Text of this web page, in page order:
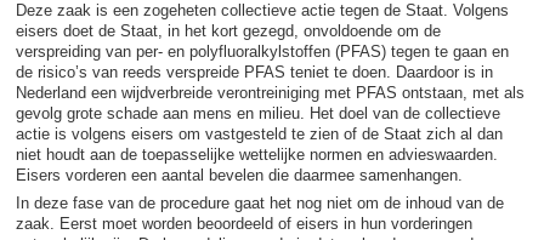
Deze zaak is een zogeheten collectieve actie tegen de Staat. Volgens
eisers doet de Staat, in het kort gezegd, onvoldoende om de
verspreiding van per- en polyfluoralkylstoffen (PFAS) tegen te gaan en
de risico’s van reeds verspreide PFAS teniet te doen. Daardoor is in
Nederland een wijdverbreide verontreiniging met PFAS ontstaan, met als
gevolg grote schade aan mens en milieu. Het doel van de collectieve
actie is volgens eisers om vastgesteld te zien of de Staat zich al dan
niet houdt aan de toepasselijke wettelijke normen en advieswaarden.
Eisers vorderen een aantal bevelen die daarmee samenhangen.
In deze fase van de procedure gaat het nog niet om de inhoud van de
zaak. Eerst moet worden beoordeeld of eisers in hun vorderingen